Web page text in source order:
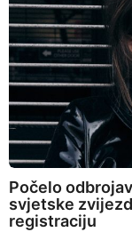
Počelo
svjetske
registraciju